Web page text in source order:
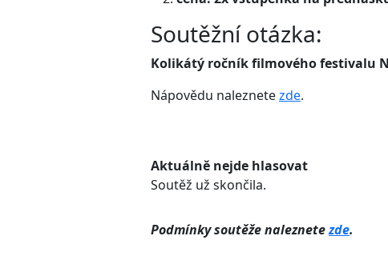
Soutěžní otázka:
Kolikátý ročník filmového festivalu
Nápovědu naleznetezde.
Aktuálně nejde hlasovat
Soutěž už skončila.
Podmínky soutěže naleznetezde.